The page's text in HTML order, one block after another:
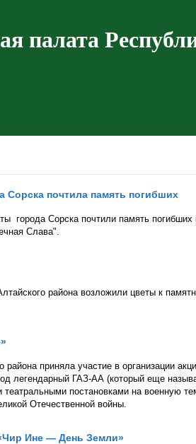
палата
Сорска почтила память погибших
города Сорска почтили память
Слава".
района возложили цветы к
района приняла участие в организации
легендарный ГАЗ-АА (который еще
постановками на военную
Отечественной войны.
Ине — День Земли»